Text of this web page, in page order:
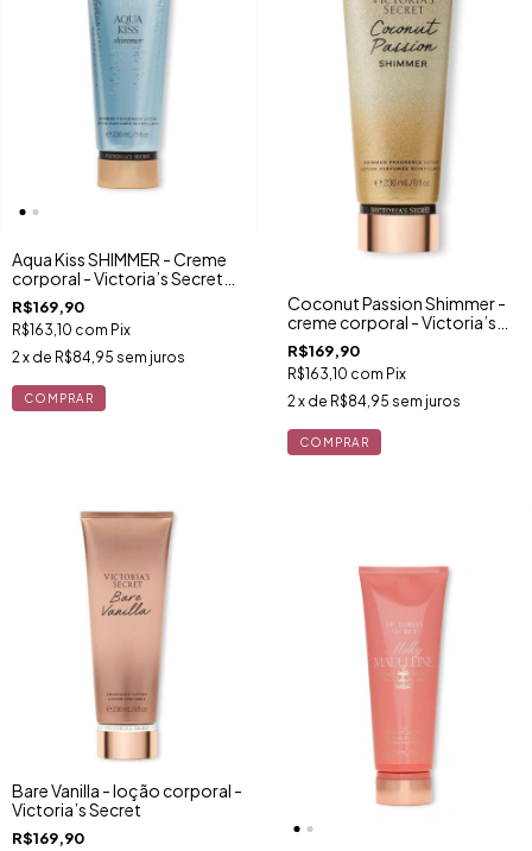
Aqua Kiss SHIMMER - Creme
corporal - Victoria’s Secret
236ml
R$169,90
R$163,10 com Pix
2x de R$84,95 sem juros
Coconut Passion Shimmer -
creme corporal - Victoria’s
Secret
R$169,90
R$163,10 com Pix
2 x de R$84,95 sem juros
Bare Vanilla - loção corporal -
Victoria’s Secret
R$169,90